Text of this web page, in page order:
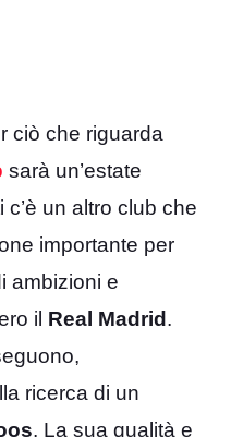
ciò che riguarda
sarà un’estate
c’è un altro club che
importante per
ambizioni e
il Real Madrid .
ricerca di un
. La sua qualità e